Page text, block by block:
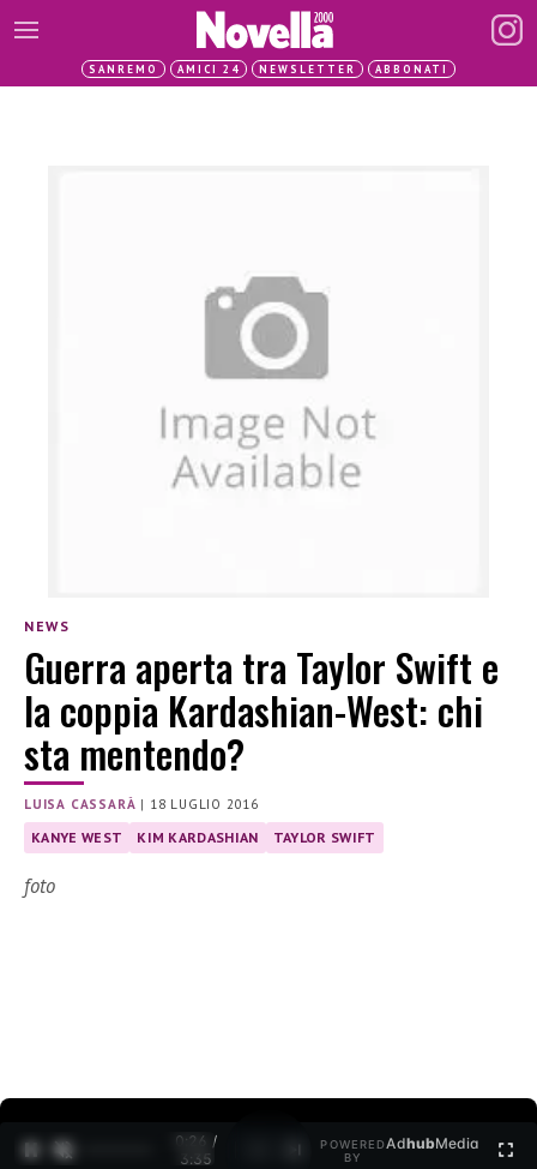
SANREMO AMICI 24 NEWSLETTER ABBONATI
NEWS
Guerra aperta tra Taylor Swift e
la coppia Kardashian-West: chi
sta mentendo?
LUISA CASSARÀ | 18 LUGLIO 2016
KANYE WEST KIM KARDASHIAN TAYLOR SWIFT
foto
0:26 /
3:35
POWERED
BY
AdhubMedia